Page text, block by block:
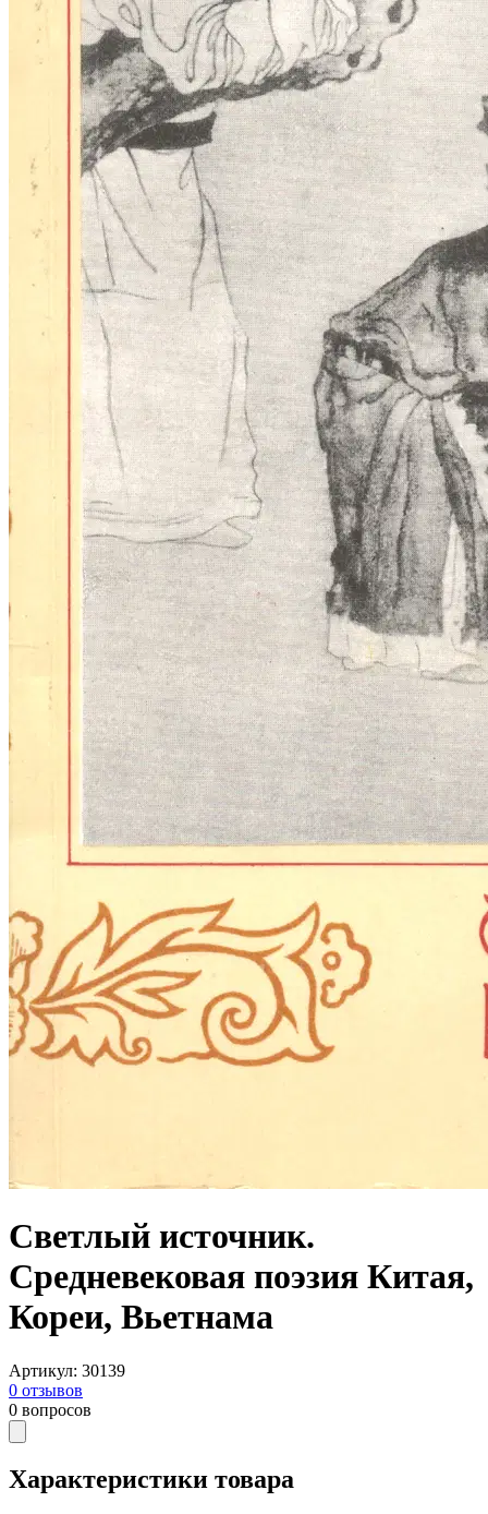
Светлый источник.
Средневековая поэзия Китая,
Кореи, Вьетнама
Артикул: 30139
0 отзывов
0 вопросов
Характеристики товара